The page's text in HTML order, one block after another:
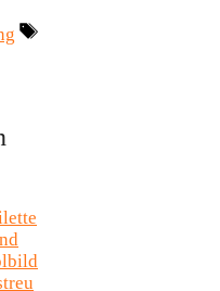
Schlagwörter